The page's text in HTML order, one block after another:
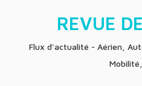
REVUE
Flux d'actualité - Aérien,